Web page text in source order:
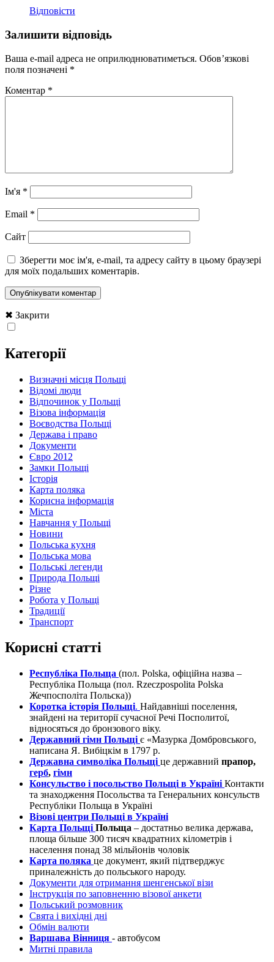
Відповіcти
Залишити відповідь
Ваша e-mail адреса не оприлюднюватиметься. Обов’язкові
поля позначені *
Коментар *
Ім'я *
Email *
Сайт
Зберегти моє ім'я, e-mail, та адресу сайту в цьому браузері
для моїх подальших коментарів.
✖ Закрити
Категорії
Визначні місця Польщі
Відомі люди
Відпочинок у Польщі
Візова інформація
Воєводства Польщі
Держава і право
Документи
Євро 2012
Замки Польщі
Історія
Карта поляка
Корисна інформація
Міста
Навчання у Польщі
Новини
Польська кухня
Польська мова
Польські легенди
Природа Польщі
Різне
Робота у Польщі
Традиції
Транспорт
Корисні статті
Республіка Польща (пол. Polska, офіційна назва –
Республіка Польща (пол. Rzeczpospolita Polska
Жечпосполіта Польска))
Коротка історія Польщі. Найдавніші поселення,
знайдені на території сучасної Речі Посполитої,
відносяться до бронзового віку.
Державний гімн Польщі є «Мазурка Домбровського,
написана Я. Вибіцкім в 1797 р.
Державна символіка Польщі це державний прапор,
герб, гімн
Консульство і посольство Польщі в Україні Контакти
та знаходження Посольства та Генеральних консульств
Республіки Польща в Україні
Візові центри Польщі в Україні
Карта Польщі Польща – достатньо велика держава,
площа більше 300 тисяч квадратних кілометрів і
населення понад 38 мільйонів чоловік
Карта поляка це документ, який підтверджує
приналежність до польського народу.
Документи для отримання шенгенської візи
Інструкція по заповненню візової анкети
Польський розмовник
Свята і вихідні дні
Обмін валюти
Варшава Вінниця - автобусом
Митні правила